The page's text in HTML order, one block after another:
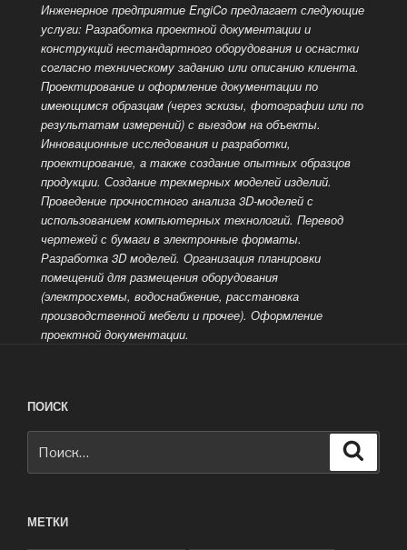
Инженерное предприятие EngiCo предлагает следующие
услуги: Разработка проектной документации и
конструкций нестандартного оборудования и оснастки
согласно техническому заданию или описанию клиента.
Проектирование и оформление документации по
имеющимся образцам (через эскизы, фотографии или по
результатам измерений) с выездом на объекты.
Инновационные исследования и разработки,
проектирование, а также создание опытных образцов
продукции. Создание трехмерных моделей изделий.
Проведение прочностного анализа 3D-моделей с
использованием компьютерных технологий. Перевод
чертежей с бумаги в электронные форматы.
Разработка 3D моделей. Организация планировки
помещений для размещения оборудования
(электросхемы, водоснабжение, расстановка
производственной мебели и прочее). Оформление
проектной документации.
ПОИСК
МЕТКИ